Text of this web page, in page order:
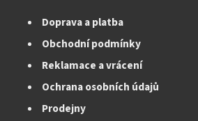
Doprava a platba
Obchodní podmínky
Reklamace a vrácení
Ochrana osobních údajů
Prodejny